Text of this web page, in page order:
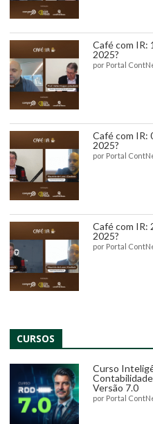
Café com IR:
2025?
por Portal
Café com IR:
2025?
por Portal
Café com IR:
2025?
por Portal
CURSOS
Curso
Versão 7.0
por Portal